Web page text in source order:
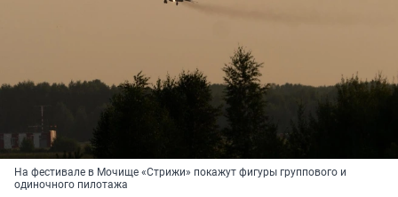
На фестивале в Мочище «Стрижи» покажут фигуры группового и
одиночного пилотажа